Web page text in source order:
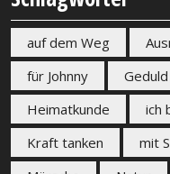
auf dem Weg
für Johnny
Geduld
Heimatkunde
ich
Kraft tanken
mit